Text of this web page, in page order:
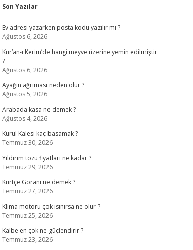
Sidebar
Son Yazılar
Ev adresi yazarken posta kodu yazılır mı ?
Ağustos 6, 2026
Kur’an-ı Kerim’de hangi meyve üzerine yemin edilmiştir
?
Ağustos 6, 2026
Ayağın ağrıması neden olur ?
Ağustos 5, 2026
Arabada kasa ne demek ?
Ağustos 4, 2026
Kurul Kalesi kaç basamak ?
Temmuz 30, 2026
Yıldırım tozu fiyatları ne kadar ?
Temmuz 29, 2026
Kürtçe Gorani ne demek ?
Temmuz 27, 2026
Klima motoru çok ısınırsa ne olur ?
Temmuz 25, 2026
Kalbe en çok ne güçlendirir ?
Temmuz 23, 2026